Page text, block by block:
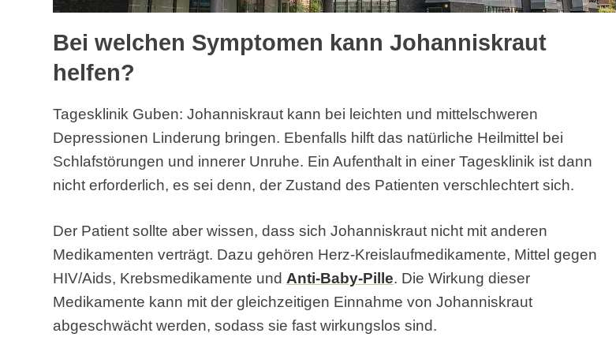
Bei welchen Symptomen kann Johanniskraut
helfen?
Tagesklinik Guben: Johanniskraut kann bei leichten und mittelschweren
Depressionen Linderung bringen. Ebenfalls hilft das natürliche Heilmittel bei
Schlafstörungen und innerer Unruhe. Ein Aufenthalt in einer Tagesklinik ist dann
nicht erforderlich, es sei denn, der Zustand des Patienten verschlechtert sich.
Der Patient sollte aber wissen, dass sich Johanniskraut nicht mit anderen
Medikamenten verträgt. Dazu gehören Herz-Kreislaufmedikamente, Mittel gegen
HIV/Aids, Krebsmedikamente und Anti-Baby-Pille. Die Wirkung dieser
Medikamente kann mit der gleichzeitigen Einnahme von Johanniskraut
abgeschwächt werden, sodass sie fast wirkungslos sind.